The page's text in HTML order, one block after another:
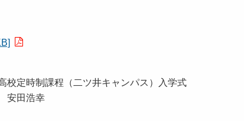
時制課程（二ツ井キャンパス）入学式
安田浩幸